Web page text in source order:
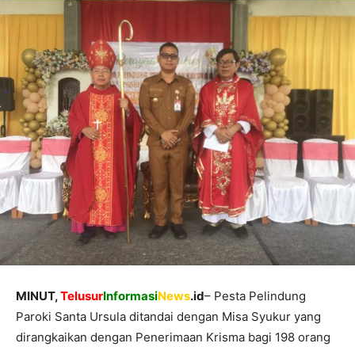
MINUT,TelusurInformasiNews.id– Pesta Pelindung
Paroki Santa Ursula ditandai dengan Misa Syukur yang
dirangkaikan dengan Penerimaan Krisma bagi 198 orang